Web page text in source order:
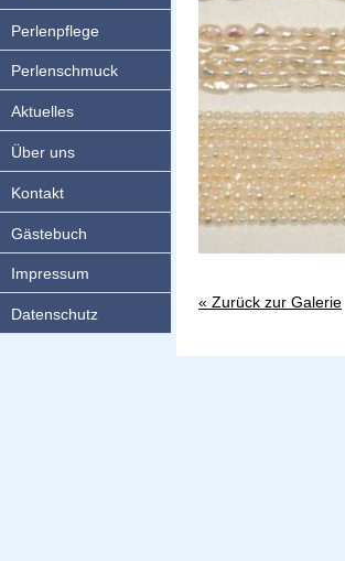
Perlenpflege
Perlenschmuck
Aktuelles
Über uns
Kontakt
Gästebuch
Impressum
Datenschutz
« Zurück zur Galerie